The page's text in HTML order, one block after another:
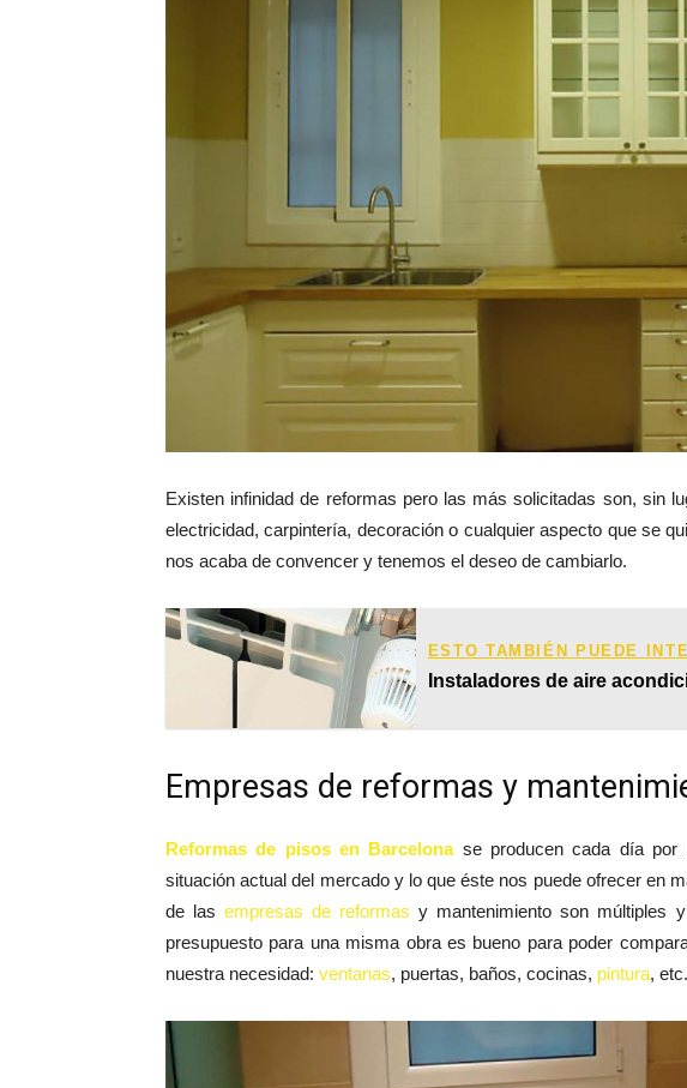
Existen infinidad de reformas pero las más solicitadas son, sin
electricidad, carpintería, decoración o cualquier aspecto que se
nos acaba de convencer y tenemos el deseo de cambiarlo.
ESTO TAMBIÉN PUEDE
Instaladores de aire
Empresas de reformas y
Reformas de pisos en Barcelonase producen cada día por
situación actual del mercado y lo que éste nos puede ofrecer en
de lasempresas de reformas y mantenimiento son múltiples
presupuesto para una misma obra es bueno para poder
nuestra necesidad: ventanas, puertas, baños, cocinas, pintura, etc.